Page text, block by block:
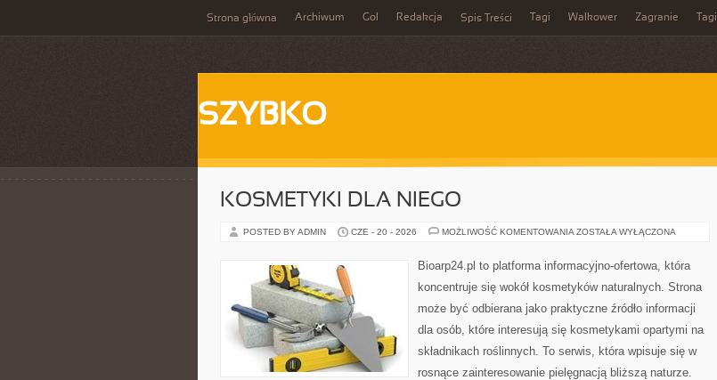
Strona główna Archiwum Gol Redakcja Spis Treści Tagi Walkower Zagranie Tagi
SZYBKO
KOSMETYKI DLA NIEGO
POSTED BY ADMIN CZE - 20 - 2026 MOŻLIWOŚĆ KOMENTOWANIA KOSMETYKI
ZOSTAŁA WYŁĄCZONA
Bioarp24.pl to platforma informacyjno-ofertowa, która
koncentruje się wokół kosmetyków naturalnych. Strona
może być odbierana jako praktyczne źródło informacji
dla osób, które interesują się kosmetykami opartymi na
składnikach roślinnych. To serwis, która wpisuje się w
rosnące zainteresowanie pielęgnacją bliższą naturze.